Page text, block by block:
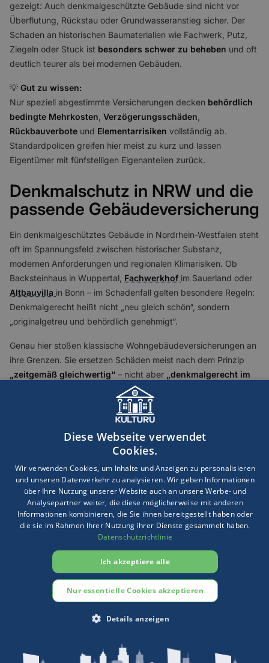
gezeigt: Auch denkmalgeschützte Gebäude sind nicht vor
Überflutung, Rückstau oder Grundwasseranstieg sicher. Der
Schaden an historischen Baumaterialien wie Fachwerk, Putz,
Ziegeln oder Stuck ist besonders schwer zu beheben und oft
deutlich teurer als bei modernen Gebäuden.
💡 Gut zu wissen:
Nur speziell abgestimmte Versicherungen decken behördlich
bedingte Mehrkosten Verzögerungsschäden
Rückbauverbote und Elementarrisiken vollständig ab.
Standardpolicen greifen hier meist zu kurz und lassen
Eigentümer mit fünfstelligen Eigenanteilen zurück.
Denkmalschutz in NRW und die
passende Gebäudeversicherung
Ein denkmalgeschütztes Gebäude in Nordrhein-Westfalen steht
oft im Spannungsfeld zwischen historischer Substanz,
modernen Anforderungen und regionalen Klimarisiken. Ob
Backsteinhaus in Wuppertal, Fachwerkhof im Sauerland oder
Altbauvilla in Bonn – im Schadenfall gelten besondere Regeln:
Denkmalgerecht heißt nicht „neu gleich schön“, sondern
„originalgetreu und behördlich genehmigt“.
Genau hier stoßen klassische Wohngebäudeversicherungen an
ihre Grenzen. Sie ersetzen Schäden meist nach dem Prinzip
„zeitgemäß gleichwertig“ – nicht aber „denkmalgerecht im
. Ohne passenden Versicherungsschutz
drohen erhebliche finanzielle Lücken.
Unsere Spezialpolicen für
Denkmaleigentümer in NRW
schließen diese Lücken gezielt
Originalgetreue Wiederherstellung
Mehrkosten für Materialien wie Schiefer, Sandstein, historische
Fenster, Zierputz oder denkmalgerechte Dachdeckungen sind
vollständig versichert –ohne pauschale Obergrenzen
Behördlich bedingte Zusatzkosten
Gutachten, Farbtonanalysen, Planungsleistungen und
Bauzeitverlängerungen durch Auflagen der Denkmalpflege –
etwa durch LVR, LWL oder die kommunale Denkmalbehörde
Elementarschutz
Individueller Schutz gegen Hochwasser an Rhein, Erft, Wupper
Diese Webseite verwendet
Cookies.
Wir verwenden Cookies, um Inhalte und Anzeigen zu personalisieren
und unseren Datenverkehr zu analysieren. Wir geben Informationen
über Ihre Nutzung unserer Website auch an unsere Werbe- und
Analysepartner weiter, die diese möglicherweise mit anderen
Informationen kombinieren, die Sie ihnen bereitgestellt haben oder
die sie im Rahmen Ihrer Nutzung ihrer Dienste gesammelt haben.
Datenschutzrichtlinie
Ich akzeptiere alle
Nur essentielle Cookies akzeptieren
Details anzeigen
UNBEDINGT ERFORDERLICH